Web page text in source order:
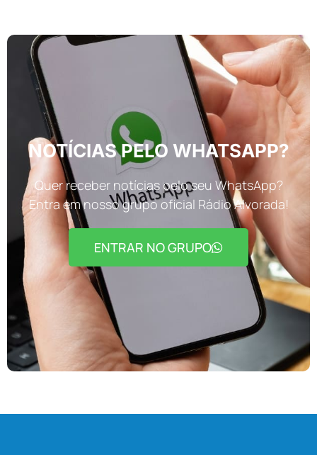
NOTÍCIAS PELO WHATSAPP?
Quer receber notícias pelo seu WhatsApp?
Entra em nosso grupo oficial Rádio Alvorada!
ENTRAR NO GRUPO